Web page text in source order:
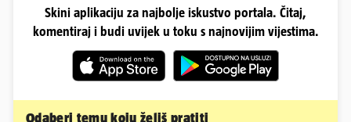
Skini aplikaciju za najbolje iskustvo portala. Čitaj,
komentiraj i budi uvijek u toku s najnovijim vijestima.
Odaberi temu koju želiš pratiti